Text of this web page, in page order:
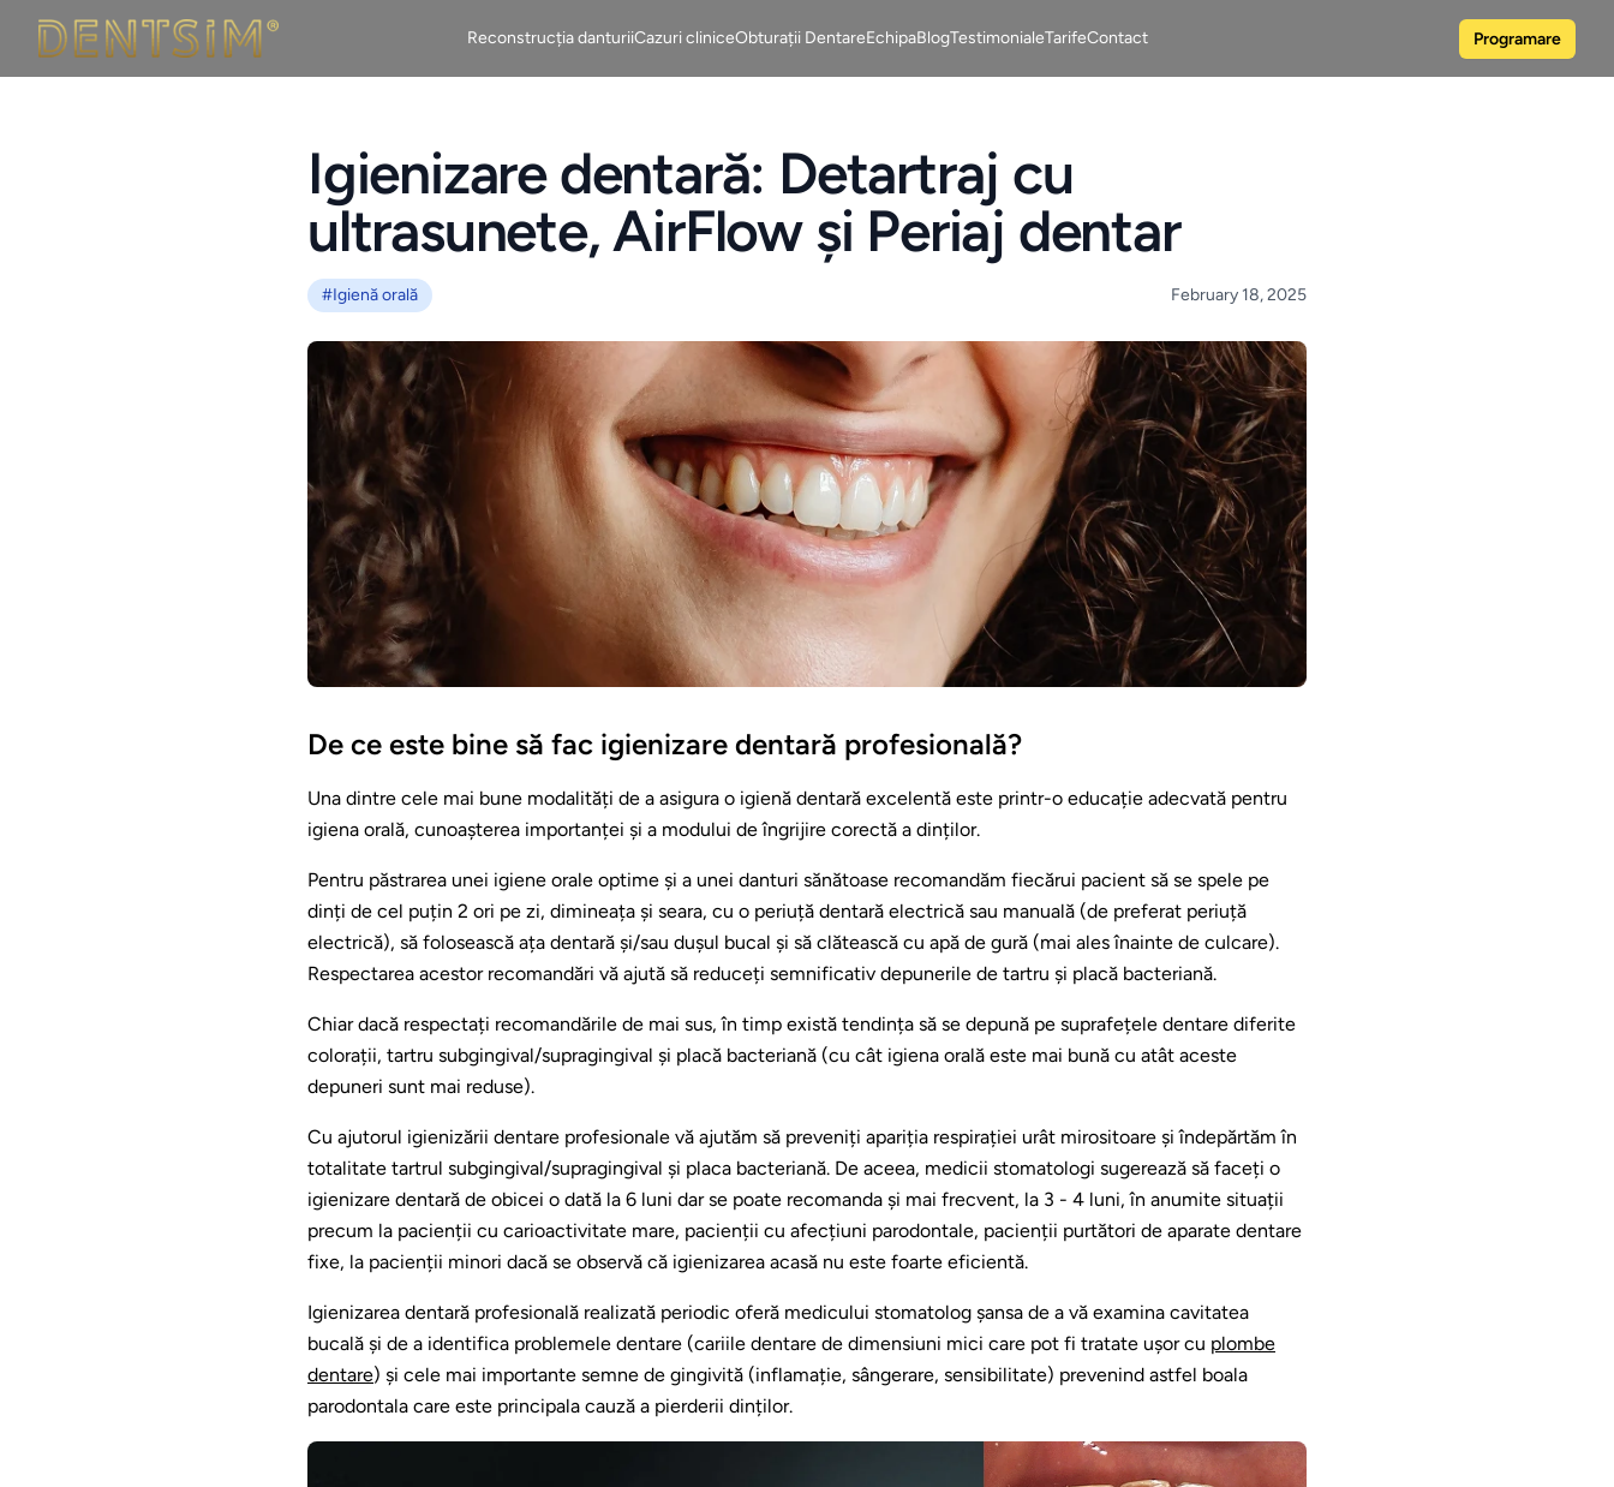
DentSIM Reconstrucția danturiiCazuri cliniceObturații DentareEchipaBlogTestimonialeTarifeContact Programare
Igienizare dentară: Detartraj cu
ultrasunete, AirFlow și Periaj dentar
#Igienă orală February 18, 2025
De ce este bine să fac igienizare dentară profesională?
Una dintre cele mai bune modalități de a asigura o igienă dentară excelentă este printr-o educație adecvată pentru
igiena orală, cunoașterea importanței și a modului de îngrijire corectă a dinților.
Pentru păstrarea unei igiene orale optime și a unei danturi sănătoase recomandăm fiecărui pacient să se spele pe
dinți de cel puțin 2 ori pe zi, dimineața și seara, cu o periuță dentară electrică sau manuală (de preferat periuță
electrică), să folosească ața dentară și/sau dușul bucal și să clătească cu apă de gură (mai ales înainte de culcare).
Respectarea acestor recomandări vă ajută să reduceți semnificativ depunerile de tartru și placă bacteriană.
Chiar dacă respectați recomandările de mai sus, în timp există tendința să se depună pe suprafețele dentare diferite
colorații, tartru subgingival/supragingival și placă bacteriană (cu cât igiena orală este mai bună cu atât aceste
depuneri sunt mai reduse).
Cu ajutorul igienizării dentare profesionale vă ajutăm să preveniți apariția respirației urât mirositoare și îndepărtăm în
totalitate tartrul subgingival/supragingival și placa bacteriană. De aceea, medicii stomatologi sugerează să faceți o
igienizare dentară de obicei o dată la 6 luni dar se poate recomanda și mai frecvent, la 3 - 4 luni, în anumite situații
precum la pacienții cu carioactivitate mare, pacienții cu afecțiuni parodontale, pacienții purtători de aparate dentare
fixe, la pacienții minori dacă se observă că igienizarea acasă nu este foarte eficientă.
Igienizarea dentară profesională realizată periodic oferă medicului stomatolog șansa de a vă examina cavitatea
bucală și de a identifica problemele dentare (cariile dentare de dimensiuni mici care pot fi tratate ușor cu plombe
dentare) și cele mai importante semne de gingivită (inflamație, sângerare, sensibilitate) prevenind astfel boala
parodontala care este principala cauză a pierderii dinților.